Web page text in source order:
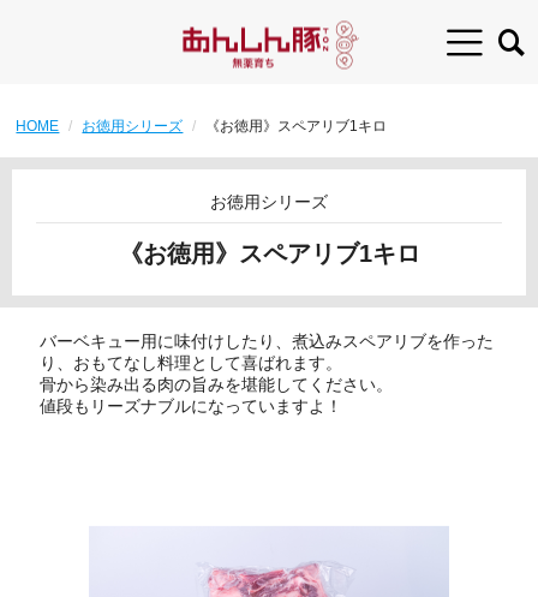
HOME お徳用シリーズ 《お徳用》スペアリブ1キロ
お徳用シリーズ
《お徳用》スペアリブ1キロ
バーベキュー用に味付けしたり、煮込みスペアリブを作った
り、おもてなし料理として喜ばれます。
骨から染み出る肉の旨みを堪能してください。
値段もリーズナブルになっていますよ！